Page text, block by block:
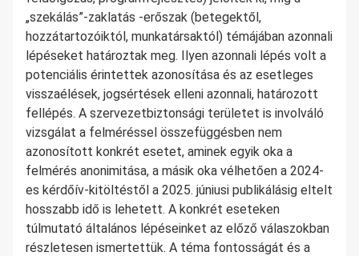
„szekálás”-zaklatás -erőszak (betegektől,
hozzátartozóiktól, munkatársaktól) témájában azonnali
lépéseket határoztak meg. Ilyen azonnali lépés volt a
potenciális érintettek azonosítása és az esetleges
visszaélések, jogsértések elleni azonnali, határozott
fellépés. A szervezetbiztonsági területet is involváló
vizsgálat a felméréssel összefüggésben nem
azonosított konkrét esetet, aminek egyik oka a
felmérés anonimitása, a másik oka vélhetően a 2024-
es kérdőív-kitöltéstől a 2025. júniusi publikálásig eltelt
hosszabb idő is lehetett. A konkrét eseteken
túlmutató általános lépéseinket az előző válaszokban
részletesen ismertettük. A téma fontosságát és a